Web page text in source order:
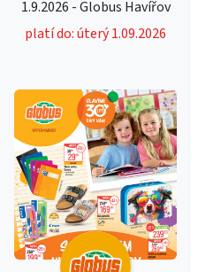
1.9.2026 - Globus Havířov
platí do: úterý 1.09.2026